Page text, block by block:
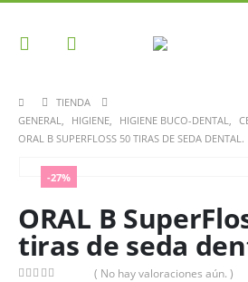
TIENDA
GENERAL, HIGIENE, HIGIENE BUCO-DENTAL,
ORAL B SUPERFLOSS 50 TIRAS DE SEDA DENTAL.
-27%
ORAL B
tiras de seda
( No hay valoraciones aún. )